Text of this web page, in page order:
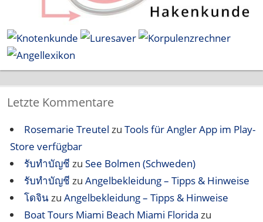
Letzte Kommentare
Rosemarie Treutel zu Tools für Angler App im Play-
Store verfügbar
รับทำบัญชี zu See Bolmen (Schweden)
รับทำบัญชี zu Angelbekleidung – Tipps & Hinweise
โดจินzu Angelbekleidung – Tipps & Hinweise
Boat Tours Miami Beach Miami Florida zu